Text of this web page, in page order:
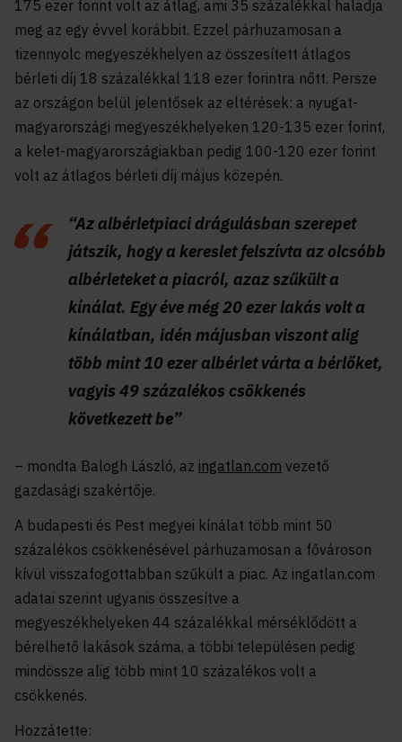
175 ezer forint volt az átlag, ami 35 százalékkal haladja
meg az egy évvel korábbit. Ezzel párhuzamosan a
tizennyolc megyeszékhelyen az összesített átlagos
bérleti díj 18 százalékkal 118 ezer forintra nőtt. Persze
az országon belül jelentősek az eltérések: a nyugat-
magyarországi megyeszékhelyeken 120-135 ezer forint,
a kelet-magyarországiakban pedig 100-120 ezer forint
volt az átlagos bérleti díj május közepén.
“Az albérletpiaci drágulásban szerepet
játszik, hogy a kereslet felszívta az olcsóbb
albérleteket a piacról, azaz szűkült a
kínálat. Egy éve még 20 ezer lakás volt a
kínálatban, idén májusban viszont alig
több mint 10 ezer albérlet várta a bérlőket,
vagyis 49 százalékos csökkenés
következett be”
– mondta Balogh László, az ingatlan.com vezető
gazdasági szakértője.
A budapesti és Pest megyei kínálat több mint 50
százalékos csökkenésével párhuzamosan a fővároson
kívül visszafogottabban szűkült a piac. Az ingatlan.com
adatai szerint ugyanis összesítve a
megyeszékhelyeken 44 százalékkal mérséklődött a
bérelhető lakások száma, a többi településen pedig
mindössze alig több mint 10 százalékos volt a
csökkenés.
Hozzátette: